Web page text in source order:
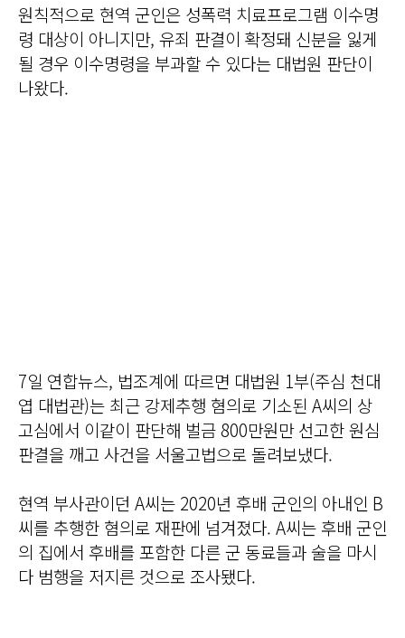
원칙적으로 현역 군인은 성폭력 치료프로그램 이수명
령 대상이 아니지만, 유죄 판결이 확정돼 신분을 잃게
될 경우 이수명령을 부과할 수 있다는 대법원 판단이
나왔다.
7일 연합뉴스, 법조계에 따르면 대법원 1부(주심 천대
엽 대법관)는 최근 강제추행 혐의로 기소된 A씨의 상
고심에서 이같이 판단해 벌금 800만원만 선고한 원심
판결을 깨고 사건을 서울고법으로 돌려보냈다.
현역 부사관이던 A씨는 2020년 후배 군인의 아내인 B
씨를 추행한 혐의로 재판에 넘겨졌다. A씨는 후배 군인
의 집에서 후배를 포함한 다른 군 동료들과 술을 마시
다 범행을 저지른 것으로 조사됐다.